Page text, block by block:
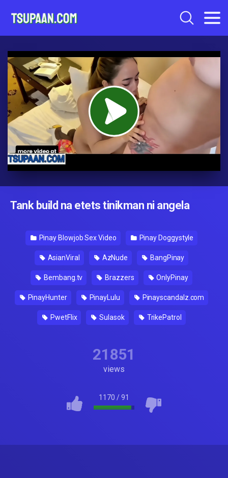
Tank build na etets tinikman ni angela
Pinay Blowjob Sex Video Pinay Doggystyle
AsianViral AzNude BangPinay
Bembang.tv Brazzers OnlyPinay
PinayHunter PinayLulu Pinayscandalz.com
PwetFlix Sulasok TrikePatrol
21851
views
1170 /91